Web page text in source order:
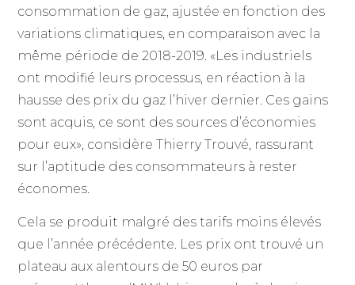
consommation de gaz, ajustée en fonction des
variations climatiques, en comparaison avec la
même période de 2018-2019. «Les industriels
ont modifié leurs processus, en réaction à la
hausse des prix du gaz l’hiver dernier. Ces gains
sont acquis, ce sont des sources d’économies
pour eux», considère Thierry Trouvé, rassurant
sur l’aptitude des consommateurs à rester
économes.
Cela se produit malgré des tarifs moins élevés
que l’année précédente. Les prix ont trouvé un
plateau aux alentours de 50 euros par